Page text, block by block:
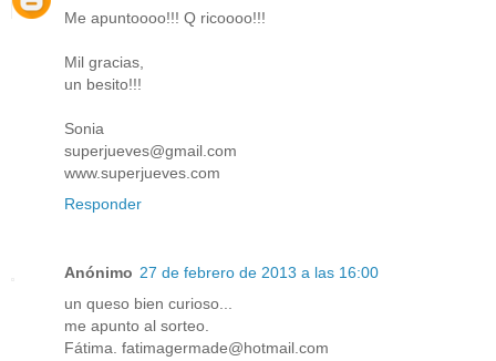
Me apuntoooo!!! Q ricoooo!!!
Mil gracias,
un besito!!!
Sonia
superjueves@gmail.com
www.superjueves.com
Responder
Anónimo 27 de febrero de 2013 a las 16:00
un queso bien curioso...
me apunto al sorteo.
Fátima. fatimagermade@hotmail.com